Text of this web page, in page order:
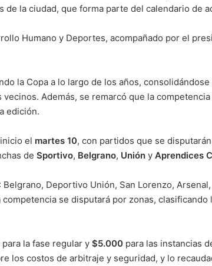
la ciudad, que forma parte del calendario de
Humano y Deportes, acompañado por el
la Copa a lo largo de los años,
Además, se remarcó que la
edición.
el martes 10, con partidos que se
de Sportivo, Belgrano, Unión y Aprendices
: Belgrano, Deportivo Unión, San Lorenzo,
se disputará por zonas,
para la fase regular y $5.000 para las instancias
los costos de arbitraje y seguridad, y lo